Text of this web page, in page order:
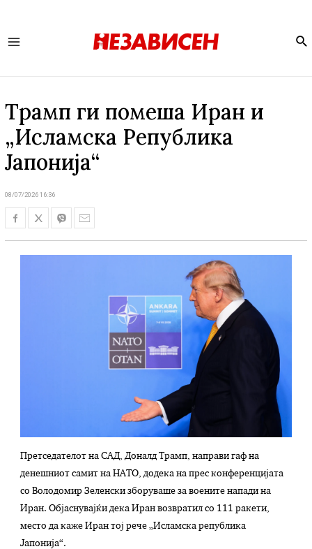
Трамп ги помеша Иран и
„Исламска Република
Јапонија“
08/07/2026 16:36
Претседателот на САД, Доналд Трамп, направи гаф на
денешниот самит на НАТО, додека на прес конференцијата
со Володомир Зеленски зборуваше за воените напади на
Иран. Објаснувајќи дека Иран возвратил со 111 ракети,
место да каже Иран тој рече „Исламска република
Јапонија“.